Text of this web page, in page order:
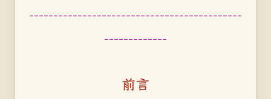
--------------------------------------------
-------------
前言